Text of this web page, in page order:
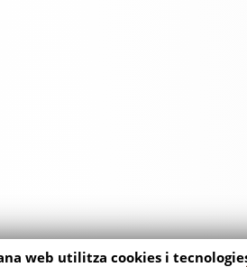
web utilitza cookies i